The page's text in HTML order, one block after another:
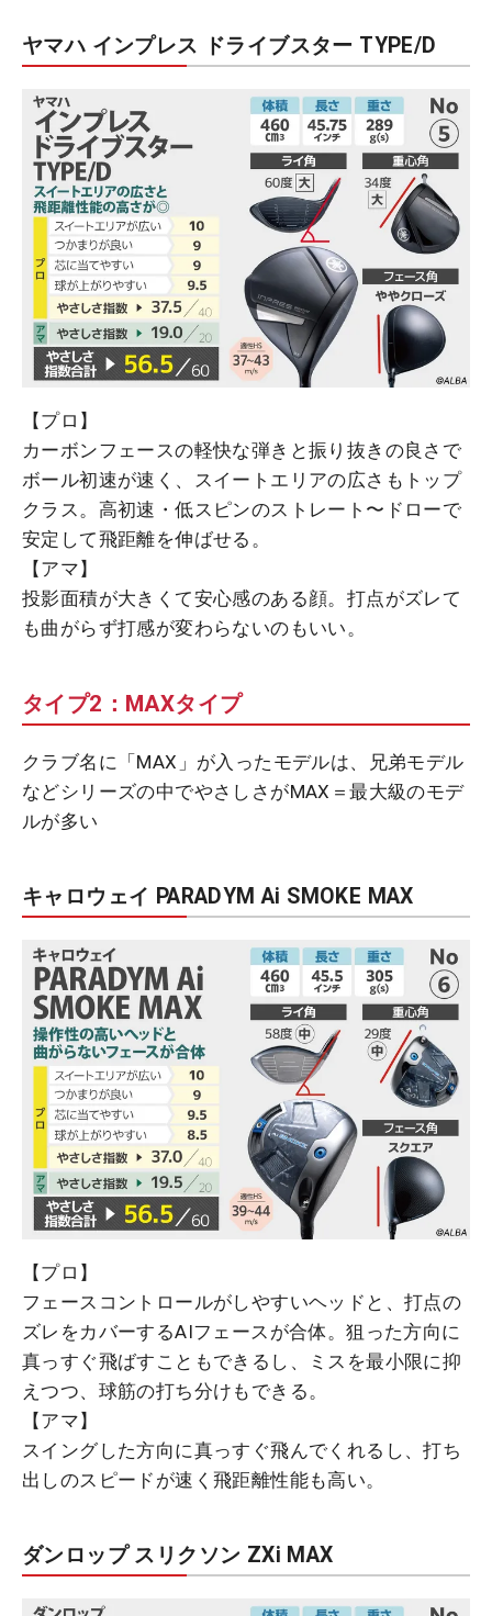
ヤマハ インプレス ドライブスター TYPE/D
【プロ】
カーボンフェースの軽快な弾きと振り抜きの良さで
ボール初速が速く、スイートエリアの広さもトップ
クラス。高初速・低スピンのストレート〜ドローで
安定して飛距離を伸ばせる。
【アマ】
投影面積が大きくて安心感のある顔。打点がズレて
も曲がらず打感が変わらないのもいい。
タイプ2：MAXタイプ
クラブ名に「MAX」が入ったモデルは、兄弟モデル
などシリーズの中でやさしさがMAX＝最大級のモデ
ルが多い
キャロウェイ PARADYM Ai SMOKE MAX
【プロ】
フェースコントロールがしやすいヘッドと、打点の
ズレをカバーするAIフェースが合体。狙った方向に
真っすぐ飛ばすこともできるし、ミスを最小限に抑
えつつ、球筋の打ち分けもできる。
【アマ】
スイングした方向に真っすぐ飛んでくれるし、打ち
出しのスピードが速く飛距離性能も高い。
ダンロップ スリクソン ZXi MAX